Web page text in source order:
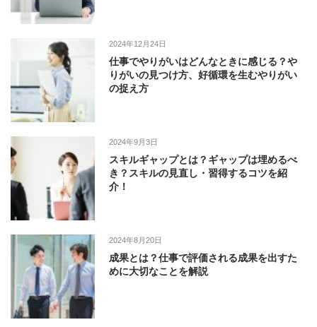
2024年12月24日
仕事でやりがいはどんなときに感じる？や
りがいの見つけ方、好循環を生むやりがい
の捉え方
2024年9月3日
スキルギャップとは？ギャップは埋めるべ
き？スキルの見直し・習得するコツを紹
介！
2024年8月20日
成果とは？仕事で評価される成果を出すた
めに大切なことを解説